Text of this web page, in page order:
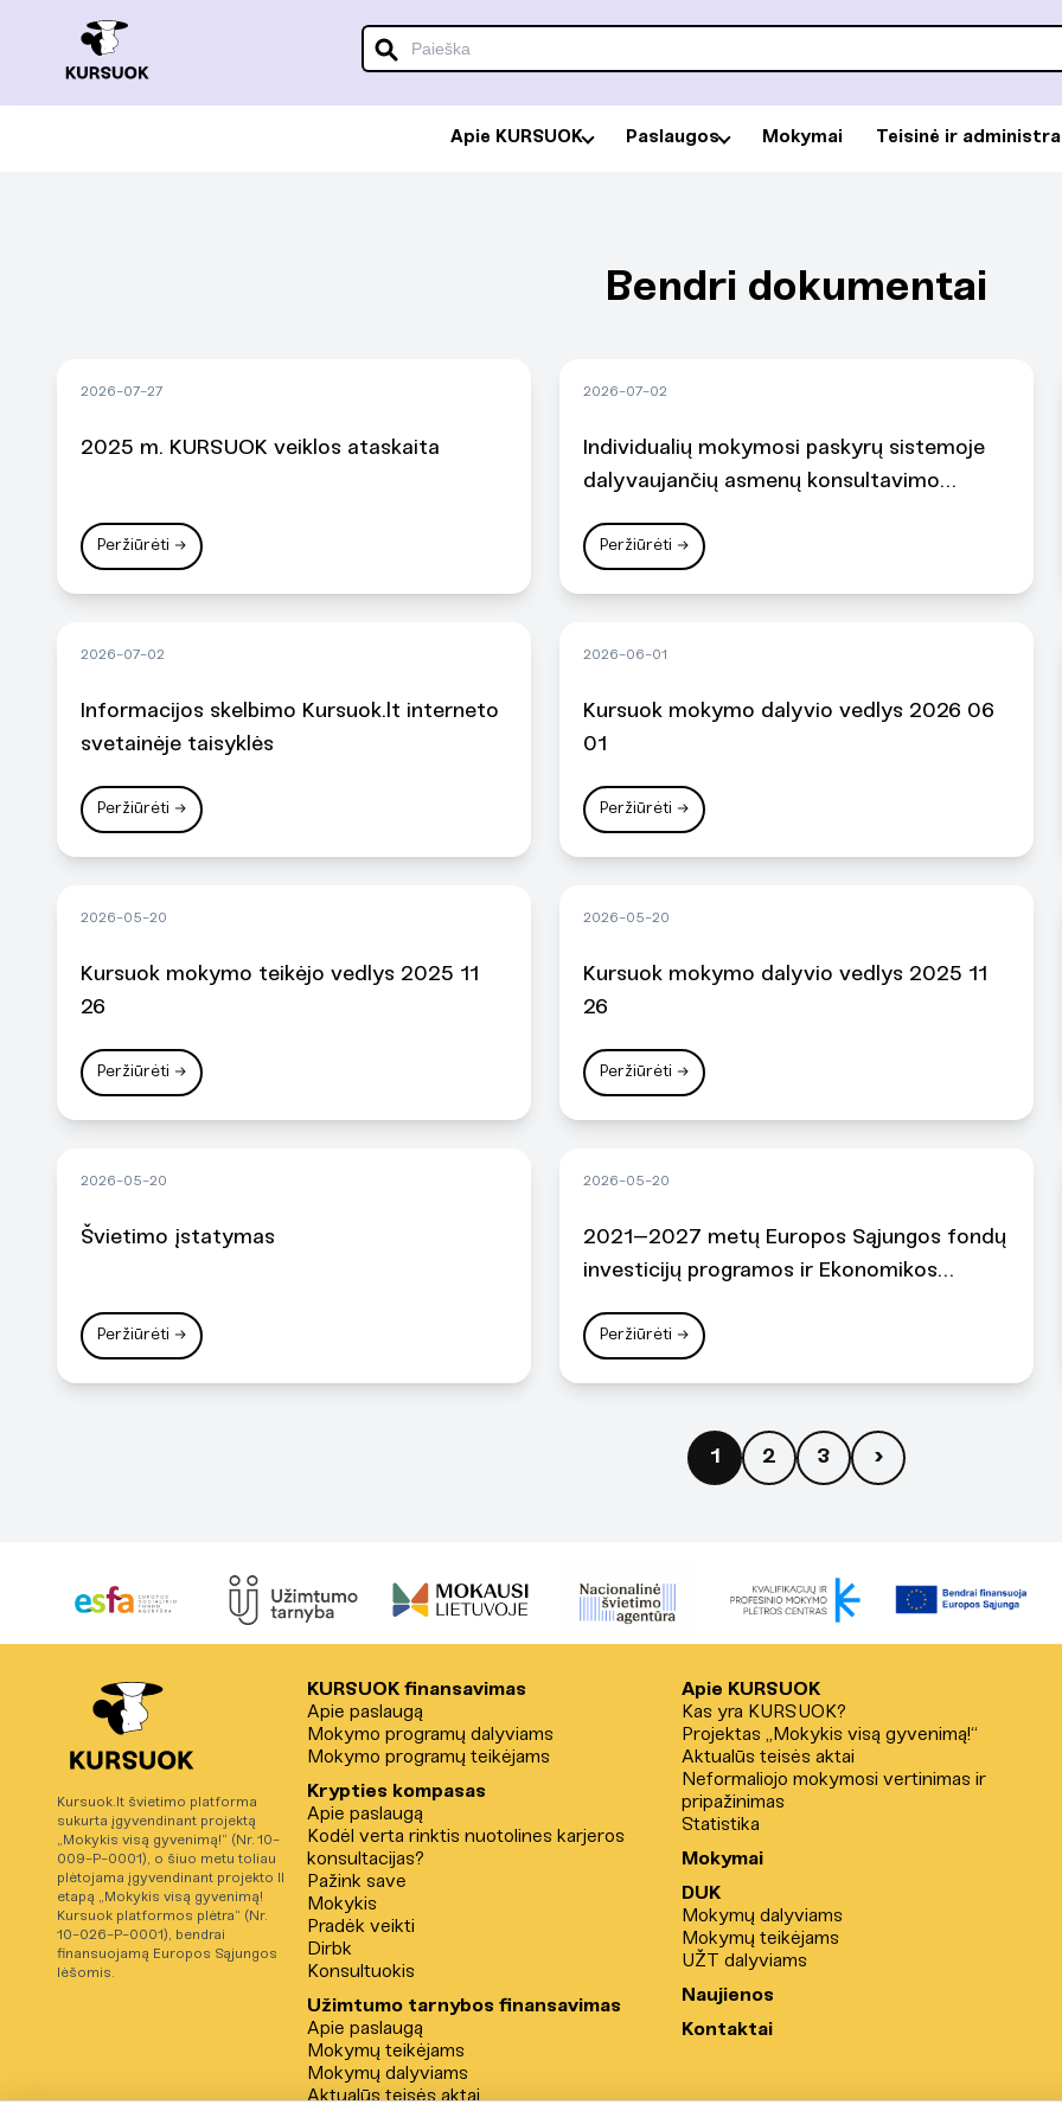
Apie KURSUOK Paslaugos Mokymai Teisinė ir
Bendri dokumentai
2026-07-27
2025 m. KURSUOK veiklos ataskaita
Peržiūrėti →
2026-07-02
Individualių mokymosi paskyrų sistemoje
dalyvaujančių asmenų konsultavimo
Peržiūrėti →
2026-07-02
Informacijos skelbimo Kursuok.lt interneto
svetainėje taisyklės
Peržiūrėti →
2026-06-01
Kursuok mokymo dalyvio vedlys 2026 06
01
Peržiūrėti →
2026-05-20
Kursuok mokymo teikėjo vedlys 2025 11
26
Peržiūrėti →
2026-05-20
Kursuok mokymo dalyvio vedlys 2025 11
26
Peržiūrėti →
2026-05-20
Švietimo įstatymas
Peržiūrėti →
2026-05-20
2021–2027 metų Europos Sąjungos fondų
investicijų programos ir Ekonomikos
„Naujos kartos Lietuva“ administravimo
Peržiūrėti →
Naujienu
puslapiavimas
1 2 3 ›
Kursuok.lt švietimo platforma
sukurta įgyvendinant projektą
„Mokykis visą gyvenimą!“ (Nr. 10-
009-P-0001), o šiuo metu toliau
plėtojama įgyvendinant projekto II
etapą „Mokykis visą gyvenimą!
Kursuok platformos plėtra“ (Nr.
10-026-P-0001), bendrai
finansuojamą Europos Sąjungos
lėšomis.
KURSUOK finansavimas
Apie paslaugą
Mokymo programų dalyviams
Mokymo programų teikėjams
Krypties kompasas
Apie paslaugą
Kodėl verta rinktis nuotolines karjeros
konsultacijas?
Pažink save
Mokykis
Pradėk veikti
Dirbk
Konsultuokis
Užimtumo tarnybos finansavimas
Apie paslaugą
Mokymų teikėjams
Mokymų dalyviams
Aktualūs teisės aktai
Apie KURSUOK
Kas yra KURSUOK?
Projektas „Mokykis visą gyvenimą!“
Aktualūs teisės aktai
Neformaliojo mokymosi vertinimas ir
pripažinimas
Statistika
Mokymai
DUK
Mokymų dalyviams
Mokymų teikėjams
UŽT dalyviams
Naujienos
Kontaktai